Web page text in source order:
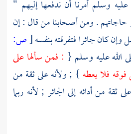
وسلم أمرنا أن ندفعها إليهم "
حاجاتهم . ومن أصحابنا من قال : إن
وإن كان جائرا فتفرقته بنفسه[ص:
الله عليه وسلم { : فمن سألها على
فلا يعطه } ; ولأنه على ثقة من
ثقة من أدائه إلى الجائر ; لأنه ربما